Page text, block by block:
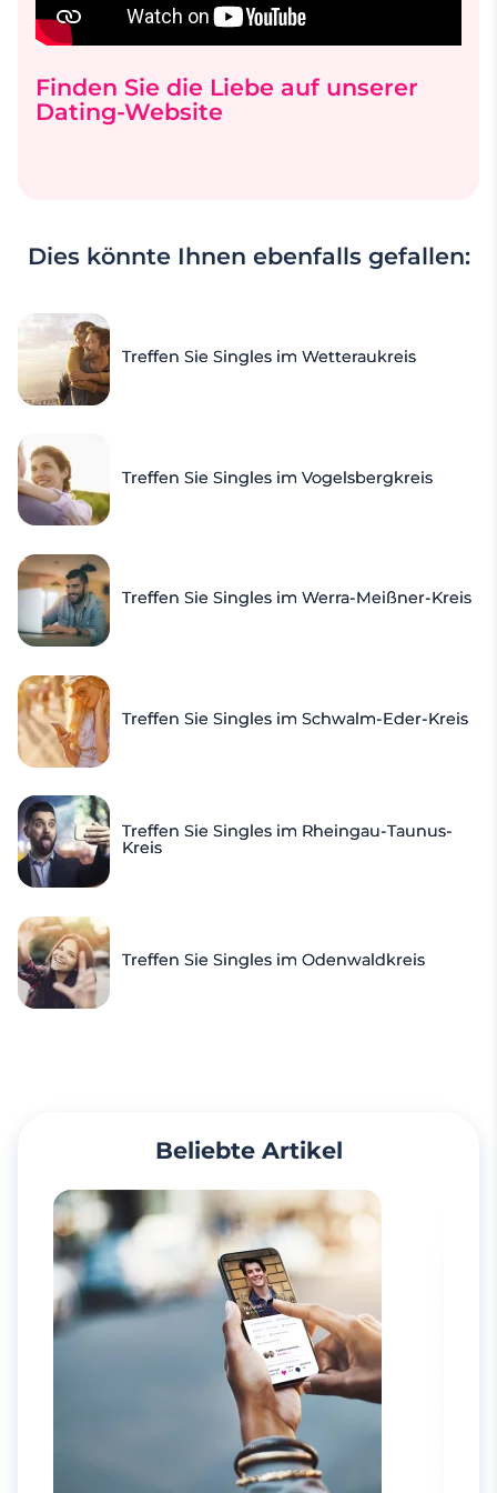
Finden Sie die Liebe auf unserer
Dating-Website
Dies könnte Ihnen ebenfalls gefallen:
Treffen Sie Singles im Wetteraukreis
Treffen Sie Singles im Vogelsbergkreis
Treffen Sie Singles im Werra-Meißner-Kreis
Treffen Sie Singles im Schwalm-Eder-Kreis
Treffen Sie Singles im Rheingau-Taunus-
Kreis
Treffen Sie Singles im Odenwaldkreis
Beliebte Artikel